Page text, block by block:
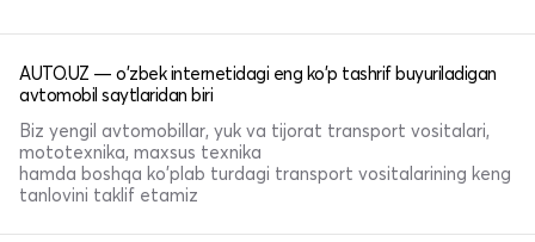
AUTO.UZ — o'zbek internetidagi eng ko'p tashrif buyuriladigan
avtomobil saytlaridan biri
Biz yengil avtomobillar, yuk va tijorat transport vositalari,
mototexnika, maxsus texnika
hamda boshqa ko'plab turdagi transport vositalarining keng
tanlovini taklif etamiz